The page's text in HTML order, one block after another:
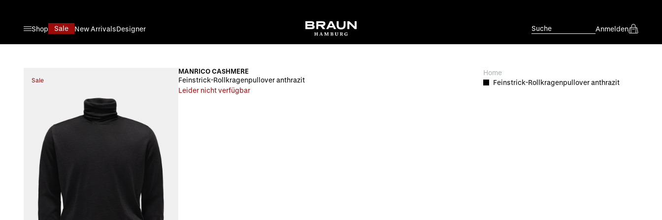
Shop
Sale New ArrivalsDesigner Suche Anmelden
Sale
MANRICO CASHMERE
Feinstrick-Rollkragenpullover anthrazit
Leider nicht verfügbar
Home
Feinstrick-Rollkragenpullover anthrazit